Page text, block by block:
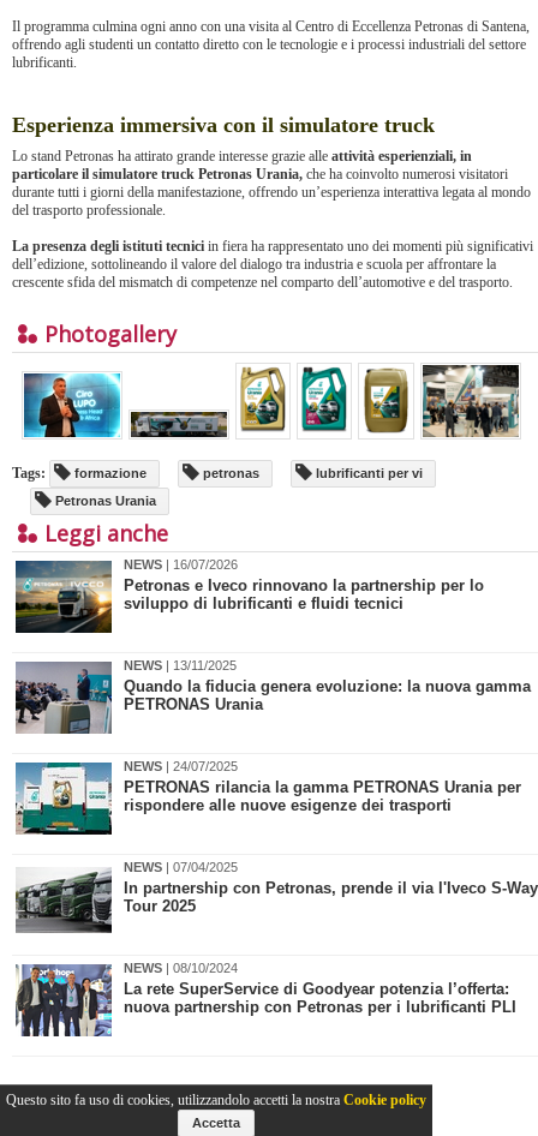
Il programma culmina ogni anno con una visita al Centro di Eccellenza Petronas di Santena,
offrendo agli studenti un contatto diretto con le tecnologie e i processi industriali del settore
lubrificanti.
Esperienza immersiva con il simulatore truck
Lo stand Petronas ha attirato grande interesse grazie alle attività esperienziali, in
particolare il simulatore truck Petronas Urania, che ha coinvolto numerosi visitatori
durante tutti i giorni della manifestazione, offrendo un’esperienza interattiva legata al mondo
del trasporto professionale.
La presenza degli istituti tecnici in fiera ha rappresentato uno dei momenti più significativi
dell’edizione, sottolineando il valore del dialogo tra industria e scuola per affrontare la
crescente sfida del mismatch di competenze nel comparto dell’automotive e del trasporto.
Photogallery
Tags: formazione petronas
lubrificanti per vi
Petronas Urania
Leggi anche
NEWS | 16/07/2026
Petronas e Iveco rinnovano la partnership per lo
sviluppo di lubrificanti e fluidi tecnici
NEWS | 13/11/2025
Quando la fiducia genera evoluzione: la nuova gamma
PETRONAS Urania
NEWS | 24/07/2025
PETRONAS rilancia la gamma PETRONAS Urania per
rispondere alle nuove esigenze dei trasporti
NEWS | 07/04/2025
In partnership con Petronas, prende il via l'Iveco S-Way
Tour 2025
NEWS | 08/10/2024
La rete SuperService di Goodyear potenzia l’offerta:
nuova partnership con Petronas per i lubrificanti PLI
2011-2026© Collins Editore - P.Iva 13142370157
Questo sito fa uso di cookies, utilizzandolo accetti la nostra Cookie policy
Accetta